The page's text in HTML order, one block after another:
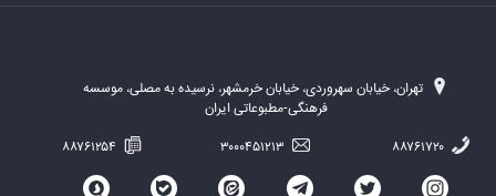
تهران، خیابان سهروردی، خیابان خرمشهر، نرسیده به مصلی، موسسه
فرهنگی-مطبوعاتی ایران